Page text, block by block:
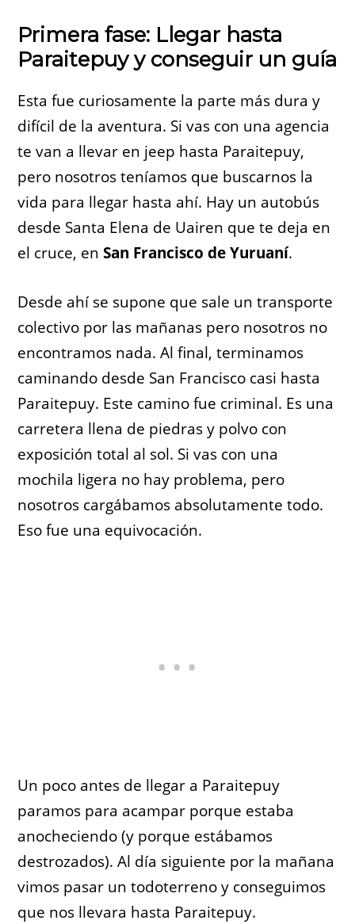
Primera fase: Llegar hasta
Paraitepuy y conseguir un guía
Esta fue curiosamente la parte más dura y
difícil de la aventura. Si vas con una agencia
te van a llevar en jeep hasta Paraitepuy,
pero nosotros teníamos que buscarnos la
vida para llegar hasta ahí. Hay un autobús
desde Santa Elena de Uairen que te deja en
el cruce, enSan Francisco de Yuruaní.
Desde ahí se supone que sale un transporte
colectivo por las mañanas pero nosotros no
encontramos nada. Al final, terminamos
caminando desde San Francisco casi hasta
Paraitepuy. Este camino fue criminal. Es una
carretera llena de piedras y polvo con
exposición total al sol. Si vas con una
mochila ligera no hay problema, pero
nosotros cargábamos absolutamente todo.
Eso fue una equivocación.
Un poco antes de llegar a Paraitepuy
paramos para acampar porque estaba
anocheciendo (y porque estábamos
destrozados). Al día siguiente por la mañana
vimos pasar un todoterreno y conseguimos
que nos llevara hasta Paraitepuy.